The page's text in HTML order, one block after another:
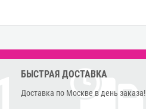
БЫСТРАЯ ДОСТАВКА
Доставка по Москве в день заказа!